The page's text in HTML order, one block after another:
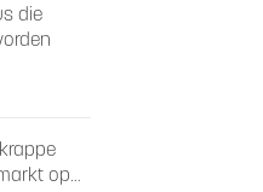
die
op